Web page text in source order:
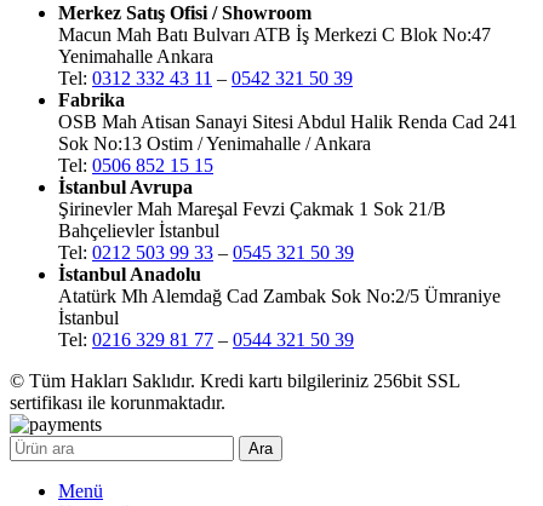
Merkez Satış Ofisi / Showroom
Macun Mah Batı Bulvarı ATB İş Merkezi C Blok No:47
Yenimahalle Ankara
Tel: 0312 332 43 11 – 0542 321 50 39
Fabrika
OSB Mah Atisan Sanayi Sitesi Abdul Halik Renda Cad 241
Sok No:13 Ostim / Yenimahalle / Ankara
Tel: 0506 852 15 15
İstanbul Avrupa
Şirinevler Mah Mareşal Fevzi Çakmak 1 Sok 21/B
Bahçelievler İstanbul
Tel: 0212 503 99 33 – 0545 321 50 39
İstanbul Anadolu
Atatürk Mh Alemdağ Cad Zambak Sok No:2/5 Ümraniye
İstanbul
Tel: 0216 329 81 77 – 0544 321 50 39
© Tüm Hakları Saklıdır. Kredi kartı bilgileriniz 256bit SSL
sertifikası ile korunmaktadır.
Ara
Menü